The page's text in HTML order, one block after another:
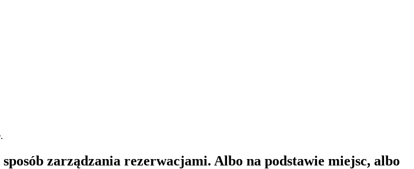
zarządzania rezerwacjami. Albo na podstawie miejsc, albo